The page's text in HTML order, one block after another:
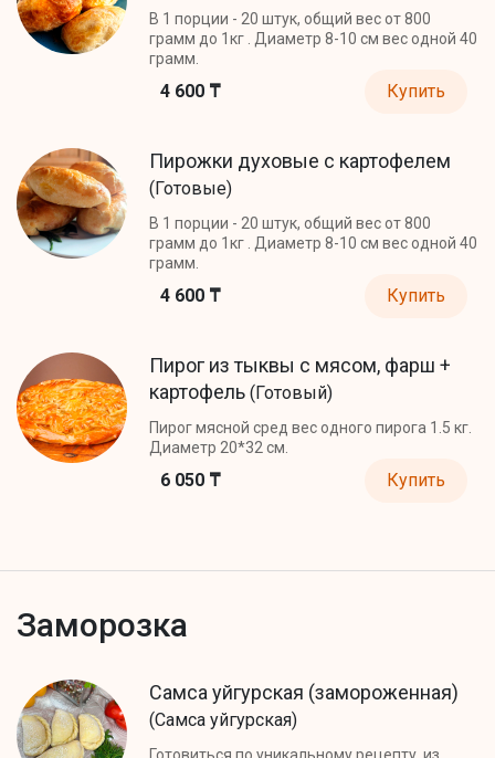
В 1 порции - 20 штук, общий вес от 800
грамм до 1кг . Диаметр 8-10 см вес одной 40
грамм.
4 600 ₸ Купить
Пирожки духовые с картофелем
(Готовые)
В 1 порции - 20 штук, общий вес от 800
грамм до 1кг . Диаметр 8-10 см вес одной 40
грамм.
4 600 ₸ Купить
Пирог из тыквы с мясом, фарш +
картофель (Готовый)
Пирог мясной сред вес одного пирога 1.5 кг.
Диаметр 20*32 см.
6 050 ₸ Купить
Заморозка
Самса уйгурская (замороженная)
(Самса уйгурская)
Готовиться по уникальному рецепту, из